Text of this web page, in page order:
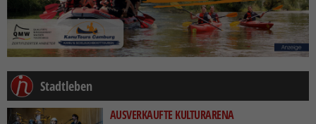
Stadtleben
AUSVERKAUFTE KULTURARENA